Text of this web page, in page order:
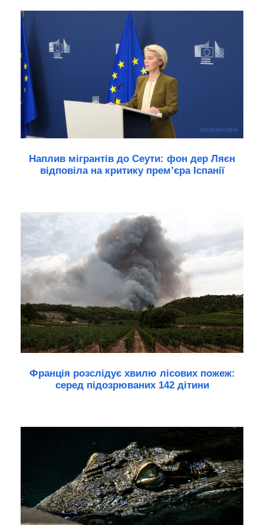
Наплив мігрантів до Сеути: фон дер Ляєн
відповіла на критику прем’єра Іспанії
Франція розслідує хвилю лісових пожеж:
серед підозрюваних 142 дітини